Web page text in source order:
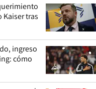
tras
ingreso
cómo